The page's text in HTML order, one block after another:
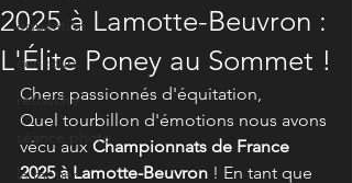
équitation
concours
retouche
séance photo
le métier
2025 à Lamotte-Beuvron :
L'Élite Poney au Sommet !
Chers passionnés d'équitation,
Quel tourbillon d'émotions nous avons
vécu aux Championnats de France
2025 à Lamotte-Beuvron ! En tant que